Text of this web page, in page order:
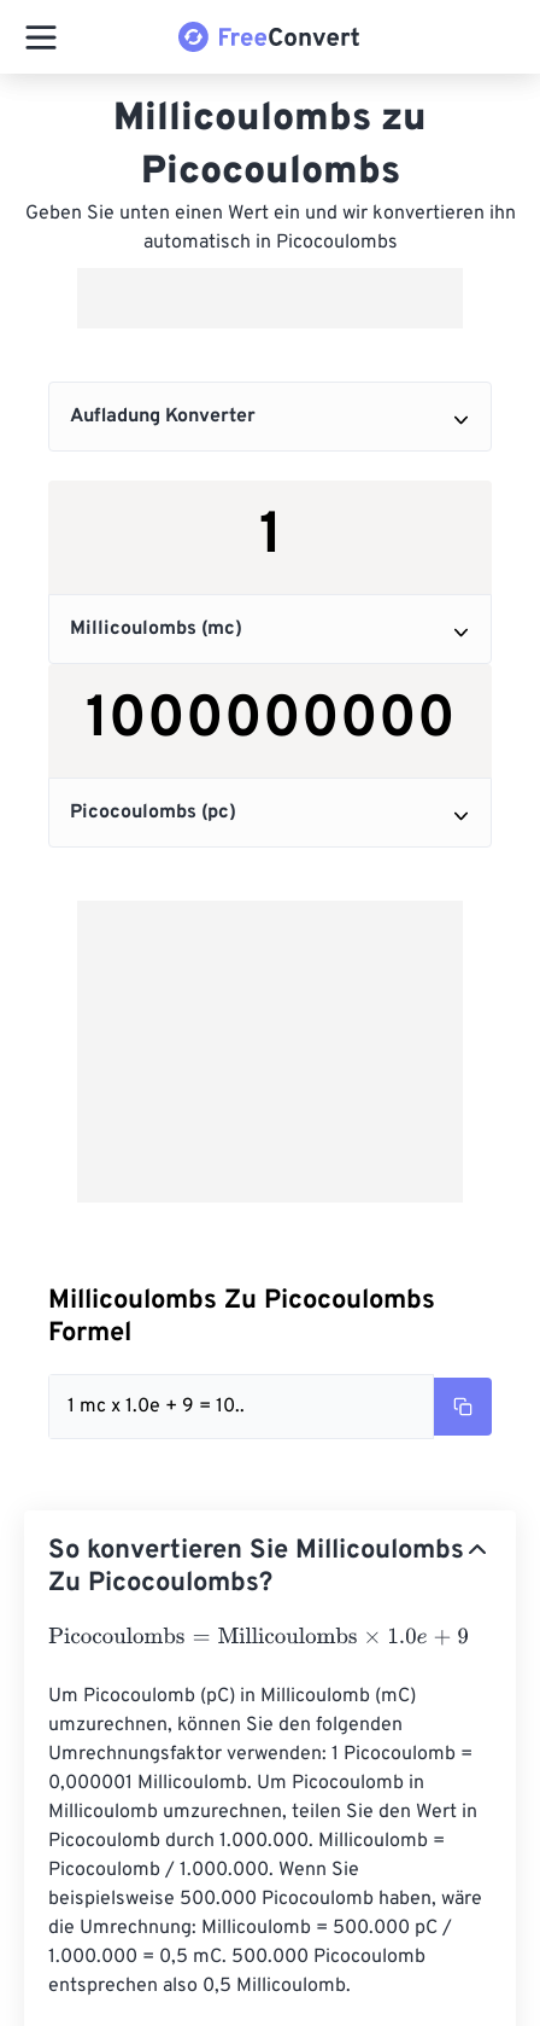
Millicoulombs zu
Picocoulombs
Geben Sie unten einen Wert ein und wir konvertieren ihn
automatisch in Picocoulombs
Millicoulombs Zu Picocoulombs
Formel
1 mc x 1.0e + 9 = 10..
So konvertieren Sie Millicoulombs
Zu Picocoulombs?
Picocoulombs=Millicoulombs×1.0e+ 9
Um Picocoulomb (pC) in Millicoulomb (mC)
umzurechnen, können Sie den folgenden
Umrechnungsfaktor verwenden: 1 Picocoulomb =
0,000001 Millicoulomb. Um Picocoulomb in
Millicoulomb umzurechnen, teilen Sie den Wert in
Picocoulomb durch 1.000.000. Millicoulomb =
Picocoulomb / 1.000.000. Wenn Sie
beispielsweise 500.000 Picocoulomb haben, wäre
die Umrechnung: Millicoulomb = 500.000 pC /
1.000.000 = 0,5 mC. 500.000 Picocoulomb
entsprechen also 0,5 Millicoulomb.